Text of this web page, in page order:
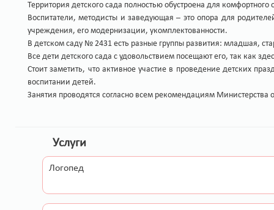
Территория детского сада полностью обустроена для
Воспитатели, методисты и заведующая – это опора для
учреждения, его модернизации, укомплектованности.
В детском саду № 2431 есть разные группы развития: младшая,
Все дети детского сада с удовольствием посещают его, так как
Стоит заметить, что активное участие в проведение детских
воспитании детей.
Занятия проводятся согласно всем рекомендациям Министерства
Услуги
Логопед